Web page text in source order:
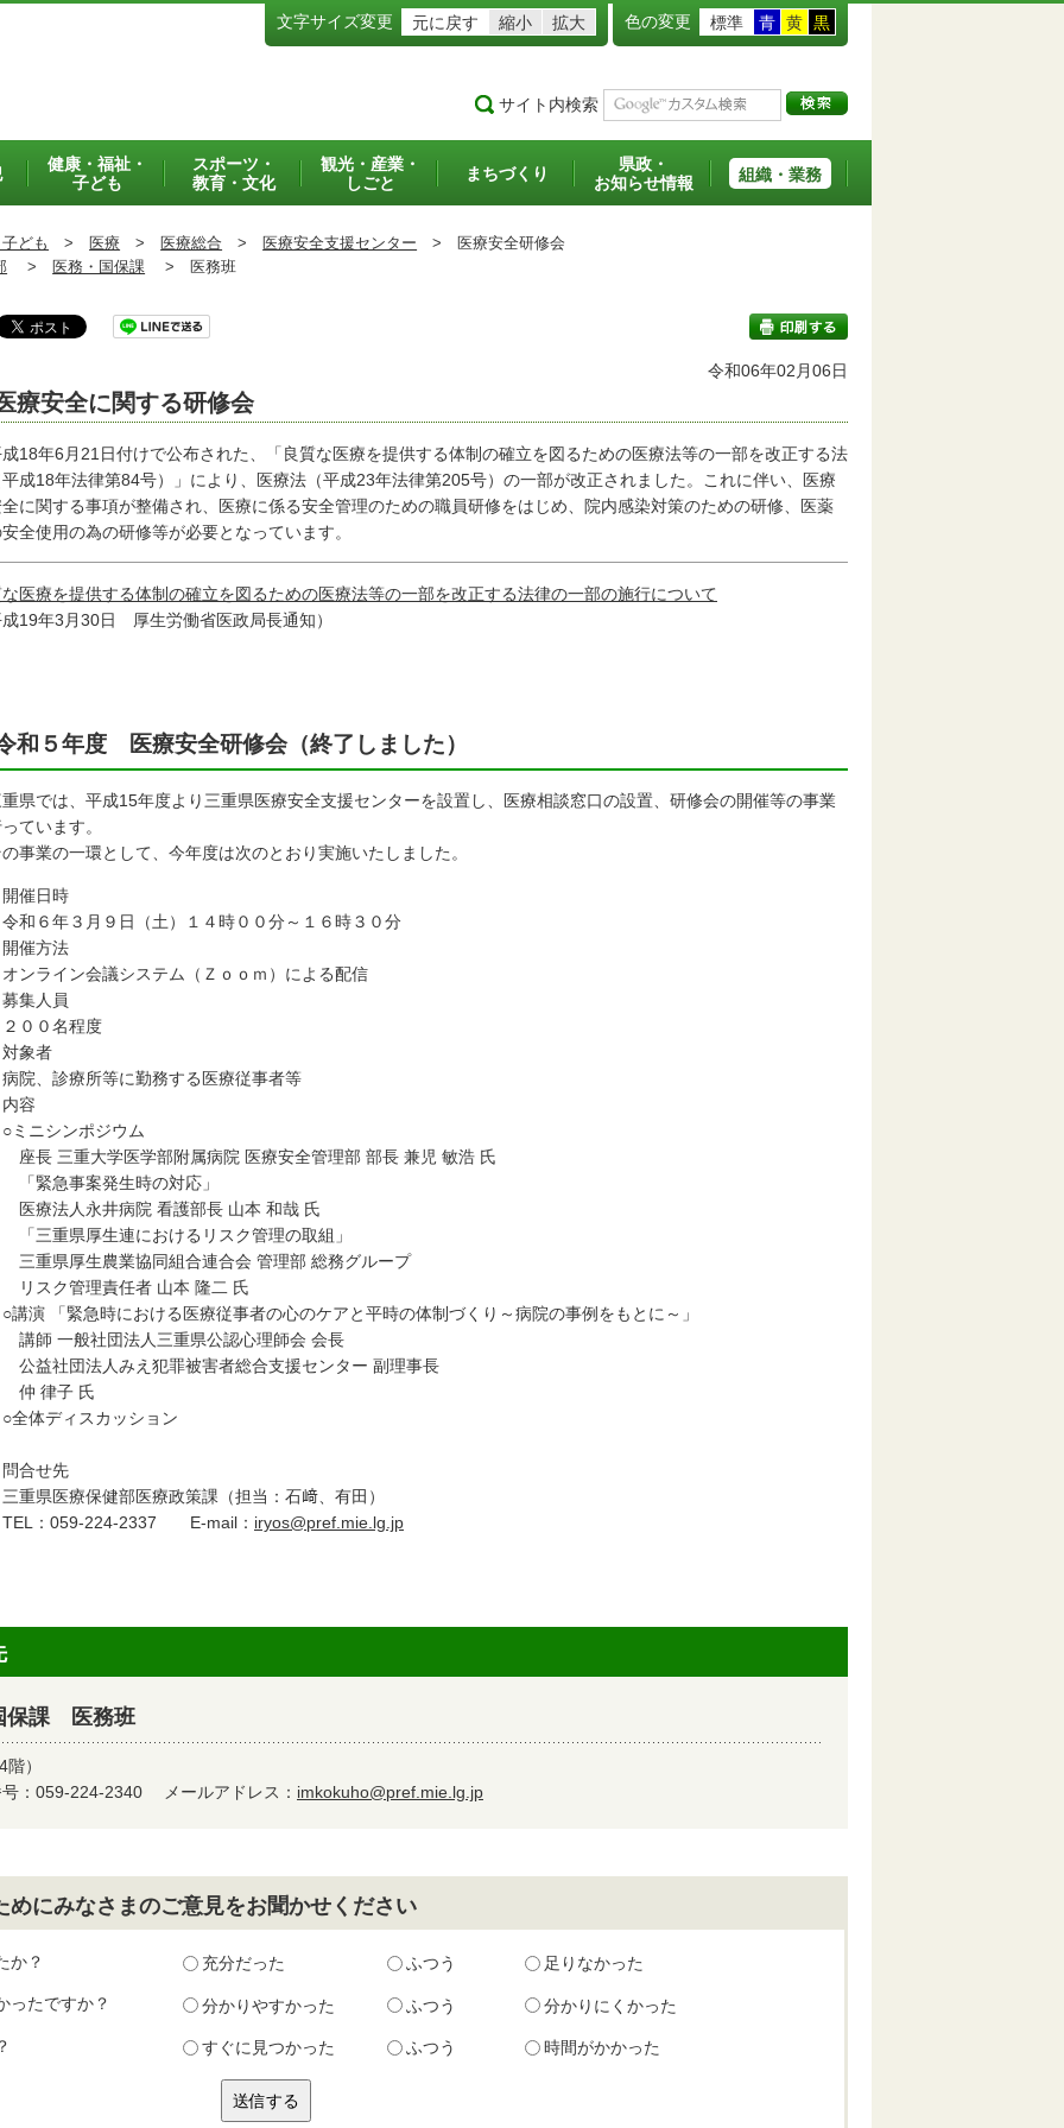
文字サイズ変更 元に戻す 縮小 拡大 色の変更 標準 青 黄 黒
サイト内検索
健康・福祉・
子ども
スポーツ・
教育・文化
観光・産業・
しごと
まちづくり
県政・
お知らせ情報
組織・業務
ども > 医療 > 医療総合 > 医療安全支援センター > 医療安全研修会
> 医務・国保課 > 医務班
印刷する
令和06年02月06日
療安全に関する研修会
18年6月21日付けで公布された、「良質な医療を提供する体制の確立を図るための医療法等の一部を改正する法
成18年法律第84号）」により、医療法（平成23年法律第205号）の一部が改正されました。これに伴い、医療
に関する事項が整備され、医療に係る安全管理のための職員研修をはじめ、院内感染対策のための研修、医薬
全使用の為の研修等が必要となっています。
な医療を提供する体制の確立を図るための医療法等の一部を改正する法律の一部の施行について
成19年3月30日 厚生労働省医政局長通知）
和５年度 医療安全研修会（終了しました）
県では、平成15年度より三重県医療安全支援センターを設置し、医療相談窓口の設置、研修会の開催等の事業
ています。
事業の一環として、今年度は次のとおり実施いたしました。
開催日時
６年３月９日（土）１４時００分～１６時３０分
催方法
ライン会議システム（Ｚｏｏｍ）による配信
集人員
０名程度
象者
院、診療所等に勤務する医療従事者等
容
ニシンポジウム
三重大学医学部附属病院 医療安全管理部 部長 兼児 敏浩 氏
急事案発生時の対応」
法人永井病院 看護部長 山本 和哉 氏
重県厚生連におけるリスク管理の取組」
県厚生農業協同組合連合会 管理部 総務グループ
ク管理責任者 山本 隆二 氏
演 「緊急時における医療従事者の心のケアと平時の体制づくり～病院の事例をもとに～」
一般社団法人三重県公認心理師会 会長
社団法人みえ犯罪被害者総合支援センター 副理事長
律子 氏
体ディスカッション
合せ先
県医療保健部医療政策課（担当：石﨑、有田）
：059-224-2337 E-mail： iryos@pref.mie.lg.jp
保課 医務班
）
号：059-224-2340 メールアドレス： imkokuho@pref.mie.lg.jp
めにみなさまのご意見をお聞かせください
か？ 充分だった ふつう 足りなかった
ったですか？ 分かりやすかった ふつう 分かりにくかった
すぐに見つかった ふつう 時間がかかった